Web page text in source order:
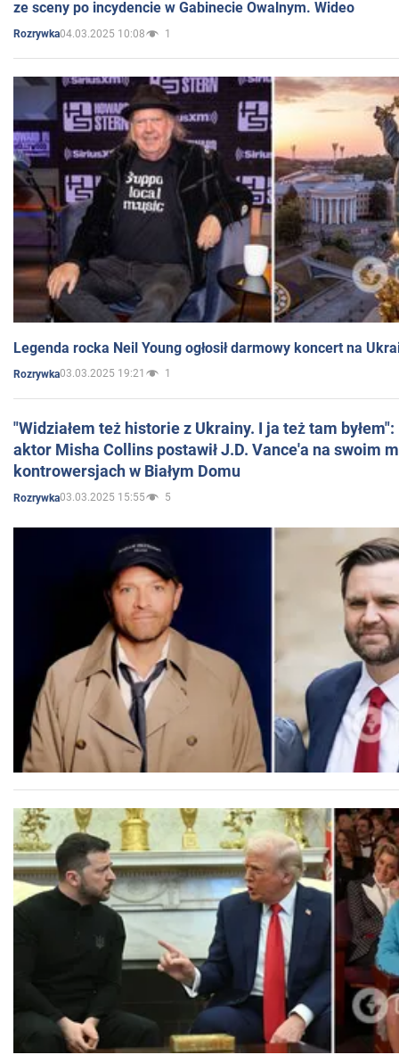
ze sceny po incydencie w Gabinecie Owalnym. Wideo
Rozrywka04.03.2025 10:08 1
Legenda rocka Neil Young ogłosił darmowy koncert na
Rozrywka03.03.2025 19:21 1
"Widziałem też historie z Ukrainy. I ja też tam
aktor Misha Collins postawił J.D. Vance'a na swoim
kontrowersjach w Białym Domu
Rozrywka03.03.2025 15:55 5